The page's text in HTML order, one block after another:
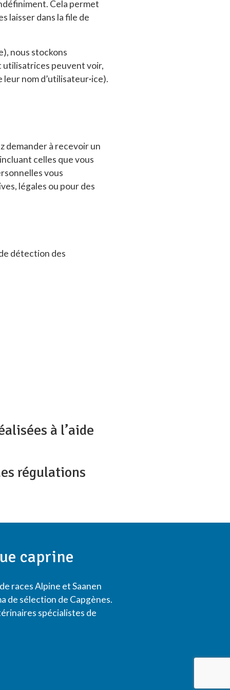
Cela permet
laisser dans la file de
nous stockons
utilisatrices peuvent voir,
nom d’utilisateur·ice).
demander à recevoir un
celles que vous
vous
légales ou pour des
détection des
à l’aide
régulations
caprine
races Alpine et Saanen
de sélection de Capgènes.
spécialistes de